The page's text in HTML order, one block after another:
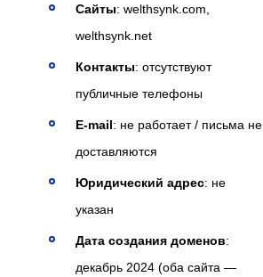
Сайты: welthsynk.com,
welthsynk.net
Контакты: отсутствуют
публичные телефоны
E-mail: не работает / письма не
доставляются
Юридический адрес: не
указан
Дата создания доменов:
декабрь 2024 (оба сайта —